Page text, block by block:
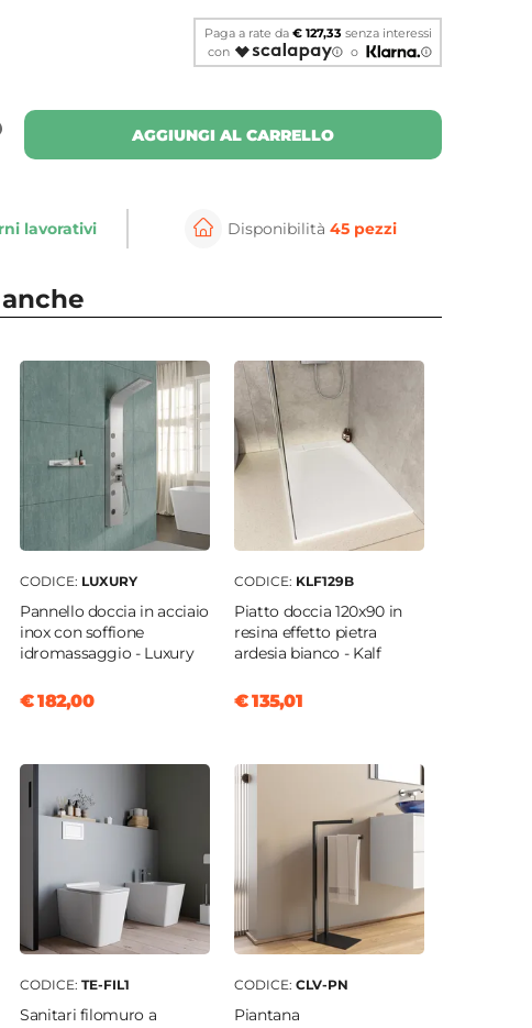
Paga a rate da € 127,33 senza interessi
con
o
AGGIUNGI AL CARRELLO
lavorativi Disponibilità 45 pezzi
CODICE: LUXURY
Pannello doccia in acciaio
inox con soffione
idromassaggio - Luxury
€ 182,00
CODICE: KLF129B
Piatto doccia 120x90 in
resina effetto pietra
ardesia bianco - Kalf
€ 135,01
CODICE: TE-FIL1
Sanitari filomuro a
CODICE: CLV-PN
Piantana